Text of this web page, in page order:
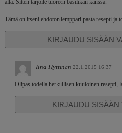
alla. Sitten tarjoile tuoreen basilikan kanssa.
Tämä on itseni ehdoton lemppari pasta resepti ja
KIRJAUDU SISÄÄN
Iina Hyttinen 22.1.2015 16:37
Olipas todella herkullisen kuuloinen resepti,
KIRJAUDU SISÄÄN